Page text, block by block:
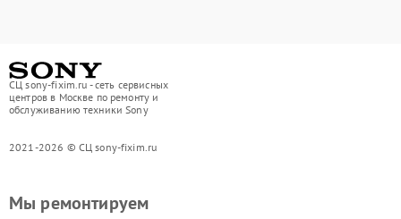
СЦ sony-fixim.ru - сеть сервисных
центров в Москве по ремонту и
обслуживанию техники Sony
2021-2026 © СЦ sony-fixim.ru
Мы ремонтируем